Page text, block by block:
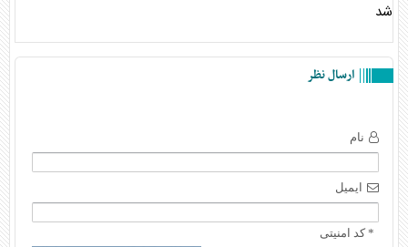
شد
ارسال نظر
نام
ایمیل
* کد امنیتی